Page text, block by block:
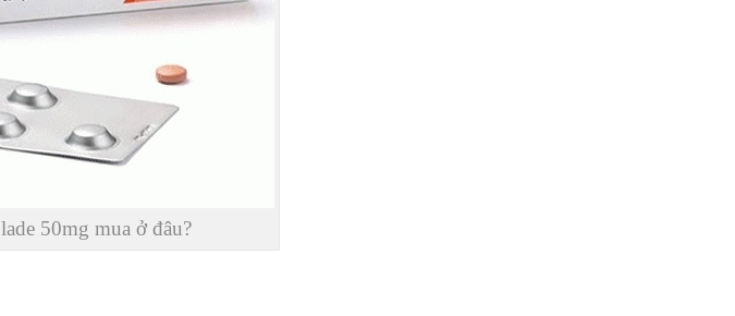
mua ở đâu?